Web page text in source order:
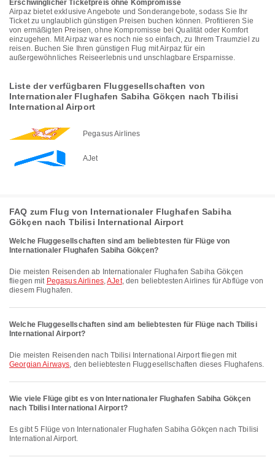
Erschwinglicher Ticketpreis ohne Kompromisse
Airpaz bietet exklusive Angebote und Sonderangebote, sodass Sie Ihr
Ticket zu unglaublich günstigen Preisen buchen können. Profitieren Sie
von ermäßigten Preisen, ohne Kompromisse bei Qualität oder Komfort
einzugehen. Mit Airpaz war es noch nie so einfach, zu Ihrem Traumziel zu
reisen. Buchen Sie Ihren günstigen Flug mit Airpaz für ein
außergewöhnliches Reiseerlebnis und unschlagbare Ersparnisse.
Liste der verfügbaren Fluggesellschaften von
Internationaler Flughafen Sabiha Gökçen nach Tbilisi
International Airport
Pegasus Airlines
AJet
FAQ zum Flug von Internationaler Flughafen Sabiha
Gökçen nach Tbilisi International Airport
Welche Fluggesellschaften sind am beliebtesten für Flüge von
Internationaler Flughafen Sabiha Gökçen?
Die meisten Reisenden ab Internationaler Flughafen Sabiha Gökçen
fliegen mit Pegasus Airlines,AJet, den beliebtesten Airlines für Abflüge von
diesem Flughafen.
Welche Fluggesellschaften sind am beliebtesten für Flüge nach Tbilisi
International Airport?
Die meisten Reisenden nach Tbilisi International Airport fliegen mit
Georgian Airways, den beliebtesten Fluggesellschaften dieses Flughafens.
Wie viele Flüge gibt es von Internationaler Flughafen Sabiha Gökçen
nach Tbilisi International Airport?
Es gibt 5 Flüge von Internationaler Flughafen Sabiha Gökçen nach Tbilisi
International Airport.